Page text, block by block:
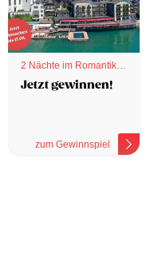
2 Nächte im Romantik
Hotel
Jetzt gewinnen!
zum Gewinnspiel